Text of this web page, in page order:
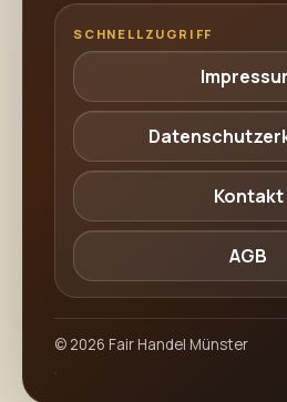
SCHNELLZUGRIFF
Kontakt
AGB
© 2026 Fair Handel Münster